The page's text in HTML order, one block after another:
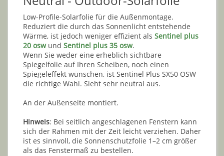
Low-Profile-Solarfolie für die Außenmontage.
Reduziert die durch das Sonnenlicht entstehende
Wärme, ist jedoch weniger effizient als Sentinel plus
20 oswund Sentinel plus 35 osw.
Wenn Sie weder eine erheblich sichtbare
Spiegelfolie auf Ihren Scheiben, noch einen
Spiegeleffekt wünschen, ist Sentinel Plus SX50 OSW
die richtige Wahl. Sieht sehr neutral aus.
An der Außenseite montiert.
Hinweis: Bei seitlich angeschlagenen Fenstern kann
sich der Rahmen mit der Zeit leicht verziehen. Daher
ist es sinnvoll, die Sonnenschutzfolie 1–2 cm größer
als das Fenstermaß zu bestellen.